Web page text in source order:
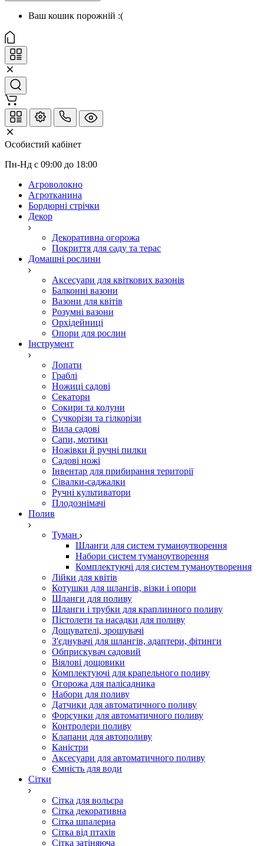
Ваш кошик порожній :(
Особистий кабінет
Пн-Нд с 09:00 до 18:00
Агроволокно
Агротканина
Бордюрні стрічки
Декор
Декоративна огорожа
Покриття для саду та терас
Домашні рослини
Аксесуари для квіткових вазонів
Балконні вазони
Вазони для квітів
Розумні вазони
Орхідейниці
Опори для рослин
Інструмент
Лопати
Граблі
Ножиці садові
Секатори
Сокири та колуни
Сучкорізи та гілкорізи
Вила садові
Сапи, мотики
Ножівки й ручні пилки
Садові ножі
Інвентар для прибирання території
Сівалки-саджалки
Ручні культиватори
Плодознімачі
Полив
Туман
Шланги для систем туманоутворення
Набори систем туманоутворення
Комплектуючі для систем туманоутворення
Лійки для квітів
Котушки для шлангів, візки і опори
Шланги для поливу
Шланги і трубки для краплинного поливу
Пістолети та насадки для поливу
Дощувателі, зрошувачі
З'єднувачі для шлангів, адаптери, фітинги
Обприскувач садовий
Віялові дощовики
Комплектуючі для крапельного поливу
Огорожа для палісадника
Набори для поливу
Датчики для автоматичного поливу
Форсунки для автоматичного поливу
Контролери поливу
Клапани для автополиву
Каністри
Аксесуари для автоматичного поливу
Ємність для води
Сітки
Сітка для вольєра
Сітка декоративна
Сітка шпалерна
Сітка від птахів
Сітка затіняюча